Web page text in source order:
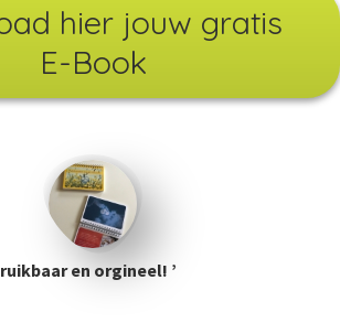
hier jouw gratis
E-Book
en orgineel! ’